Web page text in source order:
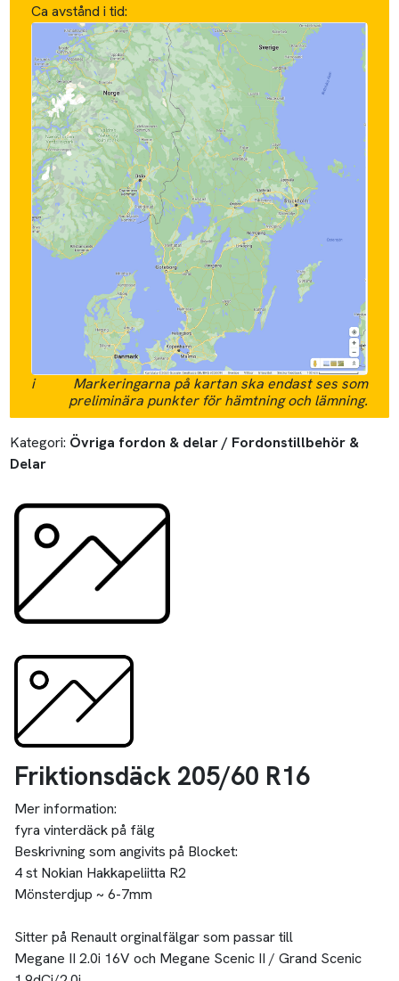
Ca avstånd i tid:
i
Markeringarna på kartan ska endast ses som
preliminära punkter för hämtning och lämning.
Kategori: Övriga fordon & delar / Fordonstillbehör &
Delar
Friktionsdäck 205/60 R16
Mer information:
fyra vinterdäck på fälg
Beskrivning som angivits på Blocket:
4 st Nokian Hakkapeliitta R2
Mönsterdjup ~ 6-7mm
Sitter på Renault orginalfälgar som passar till
Megane II 2.0i 16V och Megane Scenic II / Grand Scenic